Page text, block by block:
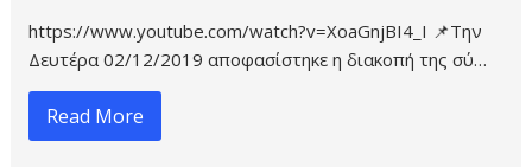
https://www.youtube.com/watch?v=XoaGnjBI4_I 📌Την
Δευτέρα 02/12/2019 αποφασίστηκε η διακοπή της σύ…
Read More